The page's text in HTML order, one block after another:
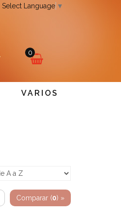
Select Language ▼
Mi
0
VARIOS
Comparar (0) »